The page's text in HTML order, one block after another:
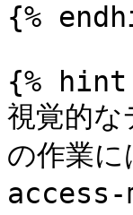
{%
{%
視覚的
の作業
access-